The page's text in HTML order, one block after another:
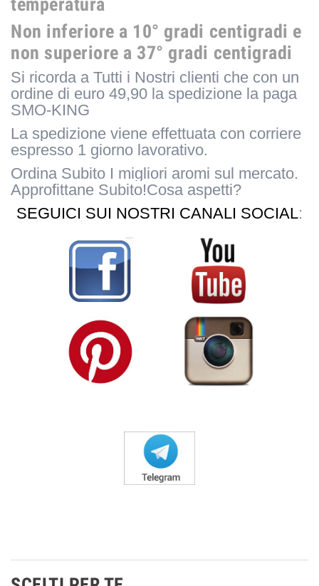
Non inferiore a 10° gradi centigradi e
non superiore a 37° gradi centigradi
Si ricorda a Tutti i Nostri clienti che con un
ordine di euro 49,90 la spedizione la paga
SMO-KING
La spedizione viene effettuata con corriere
espresso 1 giorno lavorativo.
Ordina Subito I migliori aromi sul mercato.
Approfittane Subito!Cosa aspetti?
SEGUICI SUI NOSTRI CANALI SOCIAL: